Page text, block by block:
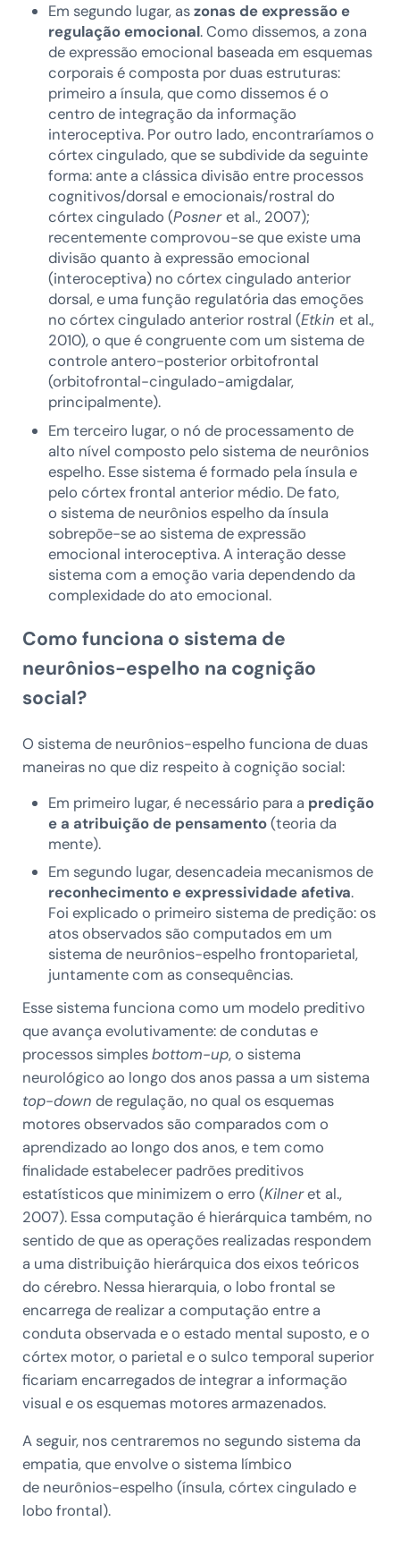
Em segundo lugar, aszonas de expressão e
regulação emocional. Como dissemos, a zona
de expressão emocional baseada em esquemas
corporais é composta por duas estruturas:
primeiro a ínsula, que como dissemos é o
centro de integração da informação
interoceptiva. Por outro lado, encontraríamos o
córtex cingulado, que se subdivide da seguinte
forma: ante a clássica divisão entre processos
cognitivos/dorsal e emocionais/rostral do
córtex cingulado (Posneret al., 2007);
recentemente comprovou-se que existe uma
divisão quanto à expressão emocional
(interoceptiva) no córtex cingulado anterior
dorsal, e uma função regulatória das emoções
no córtex cingulado anterior rostral (Etkinet al.,
2010), o que é congruente com um sistema de
controle antero-posterior orbitofrontal
(orbitofrontal-cingulado-amigdalar,
principalmente).
Em terceiro lugar, o nó de processamento de
alto nível composto pelo sistema de neurônios
espelho. Esse sistema é formado pela ínsula e
pelo córtex frontal anterior médio. De fato,
o sistema de neurônios espelho da ínsula
sobrepõe-se ao sistema de expressão
emocional interoceptiva. A interação desse
sistema com a emoção varia dependendo da
complexidade do ato emocional.
Como funciona o sistema de
neurônios-espelho na cognição
social?
O sistema de neurônios-espelho funciona de duas
maneiras no que diz respeito à cognição social:
Em primeiro lugar, é necessário para a predição
e a atribuição de pensamento(teoria da
mente).
Em segundo lugar, desencadeia mecanismos de
reconhecimento e expressividade afetiva.
Foi explicado o primeiro sistema de predição: os
atos observados são computados em um
sistema de neurônios-espelho frontoparietal,
juntamente com as consequências.
Esse sistema funciona como um modelo preditivo
que avança evolutivamente: de condutas e
processos simplesbottom-up, o sistema
neurológico ao longo dos anos passa a um sistema
top-down de regulação, no qual os esquemas
motores observados são comparados com o
aprendizado ao longo dos anos, e tem como
finalidade estabelecer padrões preditivos
estatísticos que minimizem o erro (Kilneret al.,
2007). Essa computação é hierárquica também, no
sentido de que as operações realizadas respondem
a uma distribuição hierárquica dos eixos teóricos
do cérebro. Nessa hierarquia, o lobo frontal se
encarrega de realizar a computação entre a
conduta observada e o estado mental suposto, e o
córtex motor, o parietal e o sulco temporal superior
ficariam encarregados de integrar a informação
visual e os esquemas motores armazenados.
A seguir, nos centraremos no segundo sistema da
empatia, que envolve o sistema límbico
de neurônios-espelho (ínsula, córtex cingulado e
lobo frontal).